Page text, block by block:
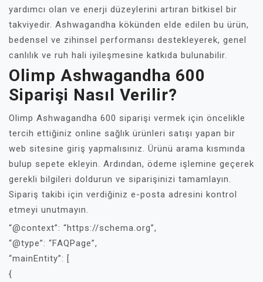
yardımcı olan ve enerji düzeylerini artıran bitkisel bir
takviyedir. Ashwagandha kökünden elde edilen bu ürün,
bedensel ve zihinsel performansı destekleyerek, genel
canlılık ve ruh hali iyileşmesine katkıda bulunabilir.
Olimp Ashwagandha 600
Siparişi Nasıl Verilir?
Olimp Ashwagandha 600 siparişi vermek için öncelikle
tercih ettiğiniz online sağlık ürünleri satışı yapan bir
web sitesine giriş yapmalısınız. Ürünü arama kısmında
bulup sepete ekleyin. Ardından, ödeme işlemine geçerek
gerekli bilgileri doldurun ve siparişinizi tamamlayın.
Sipariş takibi için verdiğiniz e-posta adresini kontrol
etmeyi unutmayın.
“@context”: “https://schema.org”,
“@type”: “FAQPage”,
“mainEntity”: [
{